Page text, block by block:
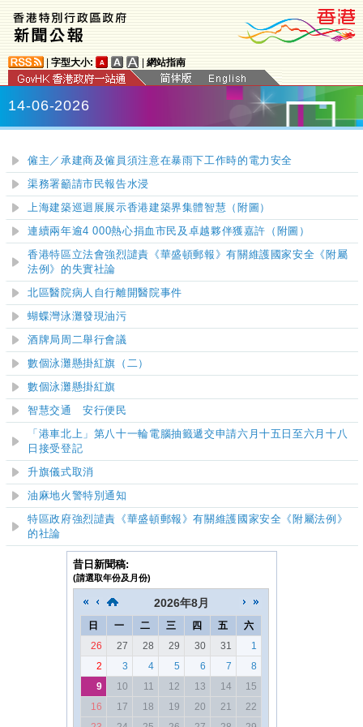
字型大小: 網站指南
14-06-2026
僱主／承建商及僱員須注意在暴雨下工作時的電力安全
渠務署籲請市民報告水浸
上海建築巡迴展展示香港建築界集體智慧（附圖）
連續兩年逾4 000熱心捐血市民及卓越夥伴獲嘉許（附圖）
香港特區立法會強烈譴責《華盛頓郵報》有關維護國家安全《附屬
法例》的失實社論
北區醫院病人自行離開醫院事件
蝴蝶灣泳灘發現油污
酒牌局周二舉行會議
數個泳灘懸掛紅旗（二）
數個泳灘懸掛紅旗
​智慧交通 安行便民
「港車北上」第八十一輪電腦抽籤遞交申請六月十五日至六月十八
日接受登記
升旗儀式取消
油麻地火警特別通知
特區政府強烈譴責《華盛頓郵報》有關維護國家安全《附屬法例》
的社論
昔日新聞稿:
(請選取年份及月份)
2026年8月
日 一 二 三 四 五
六
26
27 28 29 30 31
1
2
3 4 5 6 7
8
9
10 11 12 13 14
15
16
17 18 19 20 21
22